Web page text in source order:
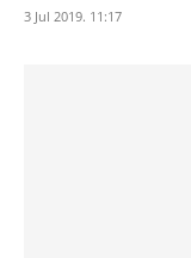
3 Jul 2019. 11:17